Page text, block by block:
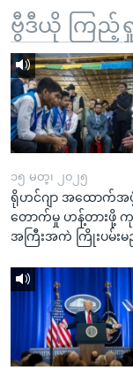
ရန်ဗွီဒီယို ကြည့်
၁၅ မတ္၊ ၂၀၂၅
ရိုဟင်ဂျာ အထောက်အ
တောက်မှု ဟန့်တားဖို့
အကြီးအကဲ ကြိုးပမ်း